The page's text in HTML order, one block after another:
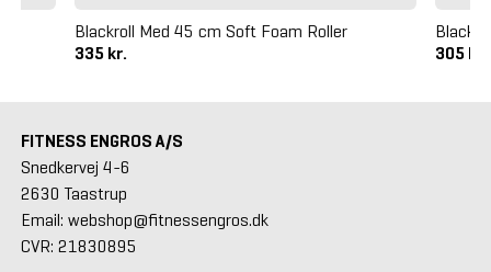
Blackroll Med 45 cm Soft Foam Roller
335 kr.
305 kr.
FITNESS ENGROS A/S
Snedkervej 4-6
2630 Taastrup
Email: webshop@fitnessengros.dk
CVR: 21830895